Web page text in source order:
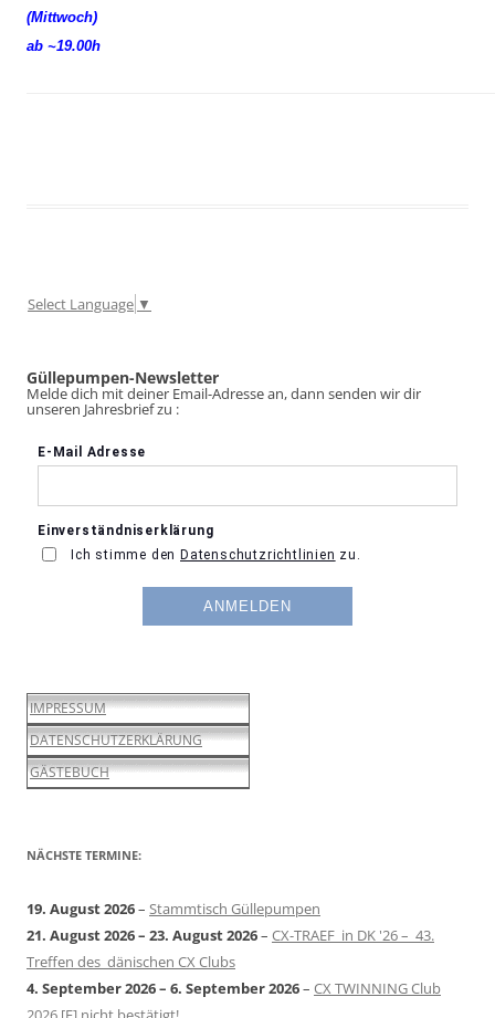
(Mittwoch)
ab ~19.00h
Select Language ▼
Güllepumpen-Newsletter
Melde dich mit deiner Email-Adresse an, dann senden wir dir
unseren Jahresbrief zu :
IMPRESSUM
DATENSCHUTZERKLÄRUNG
GÄSTEBUCH
NÄCHSTE TERMINE:
19. August 2026– Stammtisch Güllepumpen
21. August 2026– 23. August 2026– CX-TRAEF in DK '26 – 43.
Treffen des dänischen CX Clubs
4. September 2026– 6. September 2026– CX TWINNING Club